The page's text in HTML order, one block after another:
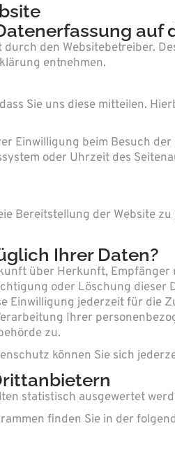
auf
den Websitebetreiber.
entnehmen.
Sie uns diese mitteilen.
Einwilligung beim Besuch
oder Uhrzeit des
Bereitstellung der Website
Ihrer Daten?
über Herkunft,
oder Löschung dieser
Einwilligung jederzeit für die
Ihrer
zu.
können Sie sich
statistisch ausgewertet
finden Sie in der